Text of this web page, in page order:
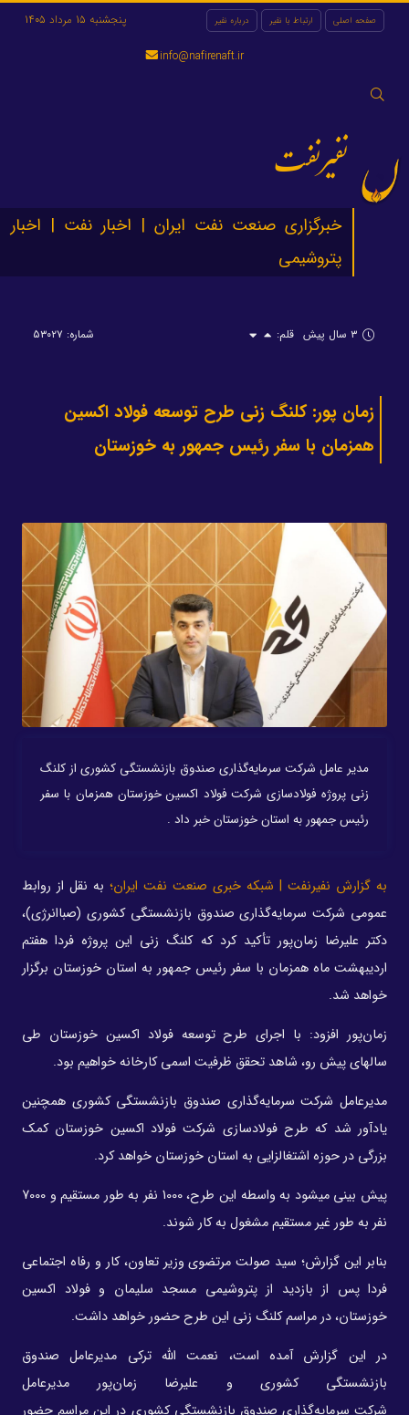
صفحه اصلی ارتباط با نفیر درباره نفیر
جستجو
پنجشنبه 15 مرداد 1405
info@nafirenaft.ir
نفیرنفت
خبرگزاری صنعت نفت ایران | اخبار نفت | اخبار
پتروشیمی
۳ سال پیش قلم: شماره: ۵۳۰۲۷
زمان پور: کلنگ زنی طرح توسعه فولاد اکسین
همزمان با سفر رئیس جمهور به خوزستان
مدیر عامل شرکت سرمایه‎‌‌‎‎‎‌گذاری صندوق بازنشستگی کشوری از کلنگ
زنی پروژه فولادسازی شرکت فولاد اکسین خوزستان همزمان با سفر
رئیس جمهور به استان خوزستان خبر داد .
به گزارش نفیرنفت | شبکه خبری صنعت نفت ایران؛ به نقل از روابط
عمومی شرکت سرمایه‎‌‌‎‎‎‌گذاری صندوق بازنشستگی کشوری (صباانرژی)،
دکتر علیرضا زمان‌پور تأکید کرد که کلنگ زنی این پروژه فردا هفتم
اردیبهشت ماه همزمان با سفر رئیس جمهور به استان خوزستان برگزار
خواهد شد.
زمان‌پور افزود: با اجرای طرح توسعه فولاد اکسین خوزستان طی
سال‎های پیش رو، شاهد تحقق ظرفیت اسمی کارخانه خواهیم بود.
مدیرعامل شرکت سرمایه‎‌‌‎‎‎‌گذاری صندوق بازنشستگی کشوری همچنین
یادآور شد که طرح فولادسازی شرکت فولاد اکسین خوزستان کمک
بزرگی در حوزه اشتغالزایی به استان خوزستان خواهد کرد.
پیش بینی می‎شود به واسطه این طرح، 1000 نفر به طور مستقیم و 7000
نفر به طور غیر مستقیم مشغول به کار شوند.
بنابر این گزارش؛ سید صولت مرتضوی وزیر تعاون، کار و رفاه اجتماعی
فردا پس از بازدید از پتروشیمی مسجد سلیمان و فولاد اکسین
خوزستان، در مراسم کلنگ زنی این طرح حضور خواهد داشت.
در این گزارش آمده است، نعمت الله ترکی مدیرعامل صندوق
بازنشستگی کشوری و علیرضا زمان‌پور مدیرعامل